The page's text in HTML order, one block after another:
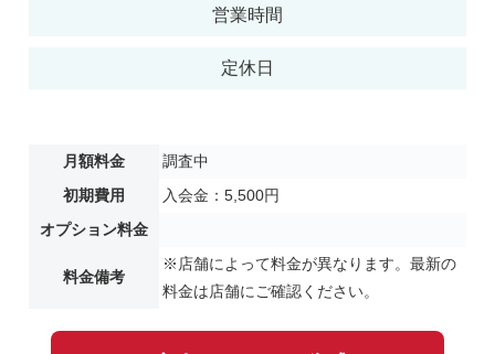
営業時間
定休日
月額料金
調査中
初期費用
入会金：5,500円
オプション料金
料金備考
※店舗によって料金が異なります。最新の
料金は店舗にご確認ください。